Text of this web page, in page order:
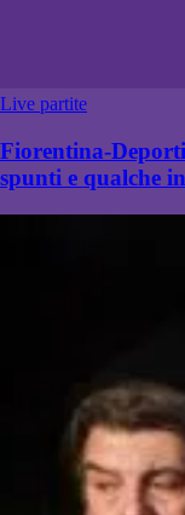
Live partite
Fiorentina-
spunti e qualche